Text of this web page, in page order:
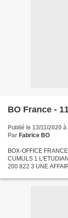
BO France -
Publié le 13/11/2020
Par Fabrice BO
BOX-OFFICE
CUMULS 1
200 822 3 UNE
119 476 6...